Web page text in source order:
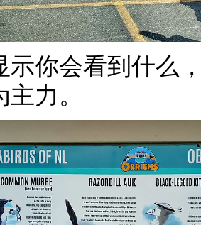
示你会看到什么
力。